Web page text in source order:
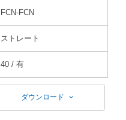
FCN-FCN
ストレート
40 / 有
ダウンロード